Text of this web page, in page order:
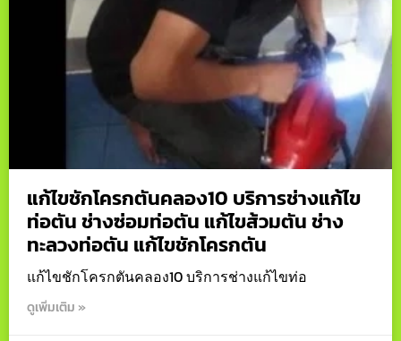
แก้ไขชักโครกตันคลอง10 บริการช่างแก้ไข
ท่อตัน ช่างซ่อมท่อตัน แก้ไขส้วมตัน ช่าง
ทะลวงท่อตัน แก้ไขชักโครกตัน
แก้ไขชักโครกตันคลอง10 บริการช่างแก้ไขท่อ
ดูเพิ่มเติม »